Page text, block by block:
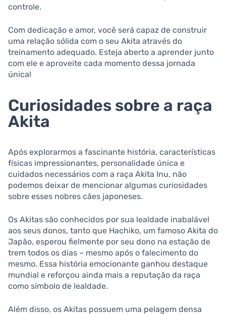
controle.
Com dedicação e amor, você será capaz de construir
uma relação sólida com o seu Akita através do
treinamento adequado. Esteja aberto a aprender junto
com ele e aproveite cada momento dessa jornada
única!
Curiosidades sobre a raça
Akita
Após explorarmos a fascinante história, características
físicas impressionantes, personalidade única e
cuidados necessários com a raça Akita Inu, não
podemos deixar de mencionar algumas curiosidades
sobre esses nobres cães japoneses.
Os Akitas são conhecidos por sua lealdade inabalável
aos seus donos, tanto que Hachiko, um famoso Akita do
Japão, esperou fielmente por seu dono na estação de
trem todos os dias – mesmo após o falecimento do
mesmo. Essa história emocionante ganhou destaque
mundial e reforçou ainda mais a reputação da raça
como símbolo de lealdade.
Além disso, os Akitas possuem uma pelagem densa